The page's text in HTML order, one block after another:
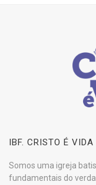
IBF. CRISTO É VIDA
Somos uma igreja
fundamentais do